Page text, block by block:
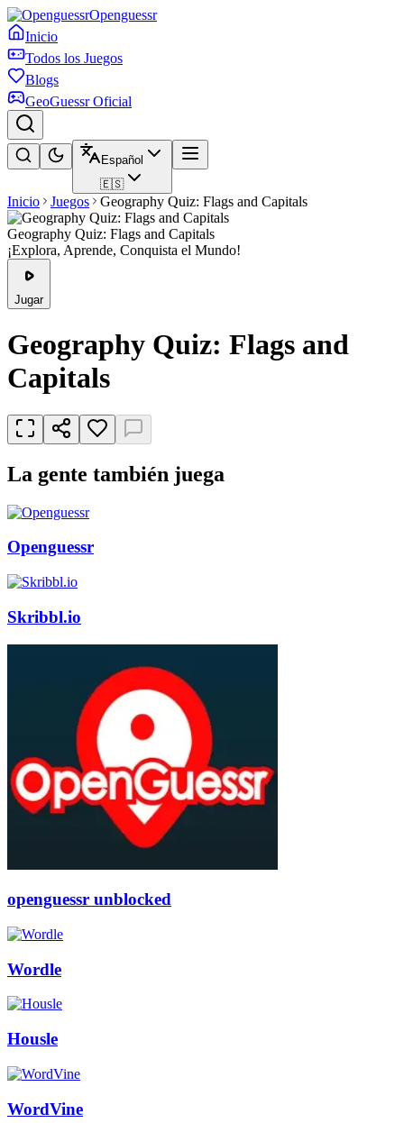
Openguessr
Inicio
Todos los Juegos
Blogs
GeoGuessr Oficial
Español
🇪🇸
Inicio Juegos Geography Quiz: Flags and Capitals
Geography Quiz: Flags and Capitals
¡Explora, Aprende, Conquista el Mundo!
Jugar
Geography Quiz: Flags and
Capitals
La gente también juega
Openguessr
Skribbl.io
openguessr unblocked
Wordle
Housle
WordVine